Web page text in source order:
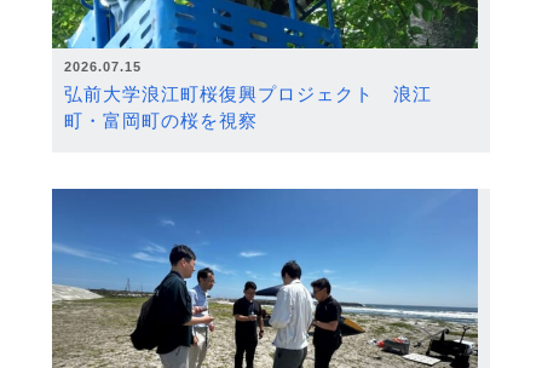
2026.07.15
弘前大学浪江町桜復興プロジェクト 浪江
町・富岡町の桜を視察